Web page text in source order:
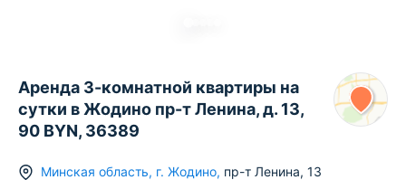
Аренда 3-комнатной квартиры на
сутки в Жодино пр-т Ленина, д. 13,
90 BYN, 36389
Минская область, г. Жодино, пр-т Ленина, 13